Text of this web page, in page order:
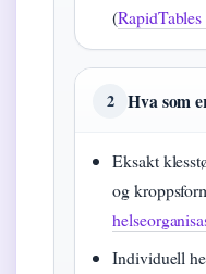
(
2 Hva som
Eksakt
og
Individuell